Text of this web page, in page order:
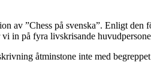
av ”Chess på svenska”. Enligt
in på fyra livskrisande
åtminstone inte med